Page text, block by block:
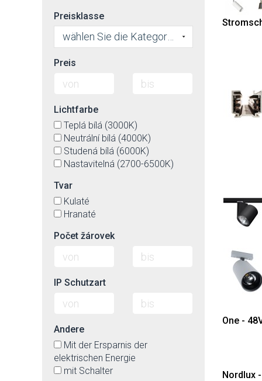
One -
Nordlux
Preisklasse
Preis
Lichtfarbe
Teplá bílá (3000K)
Neutrální bílá (4000K)
Studená bílá (6000K)
Nastavitelná (2700-6500K)
Tvar
Kulaté
Hranaté
Počet žárovek
IP Schutzart
Andere
Mit der Ersparnis der
elektrischen Energie
mit Schalter